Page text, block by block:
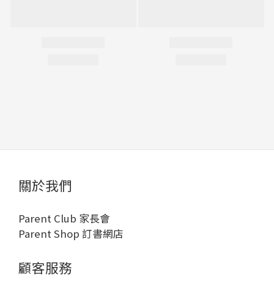
關於我們
Parent Club 家長會
Parent Shop 訂書網店
顧客服務